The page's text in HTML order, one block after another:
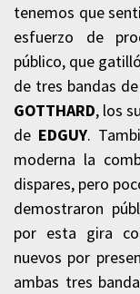
tenemos que
esfuerzo de
público, que
de tres bandas
GOTTHARD, los
de EDGUY.
moderna la
dispares, pero
demostraron
por esta gira
nuevos por
ambas tres